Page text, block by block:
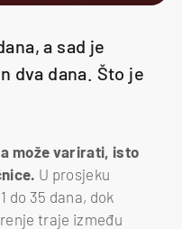
a sad je
dva dana. Što je
može varirati, isto
U prosjeku
do 35 dana, dok
traje između